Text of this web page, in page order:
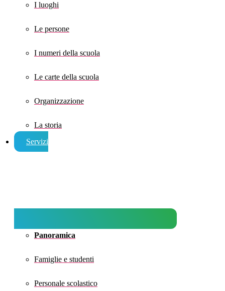
I luoghi
Le persone
I numeri della scuola
Le carte della scuola
Organizzazione
La storia
Servizi
Panoramica
Famiglie e studenti
Personale scolastico